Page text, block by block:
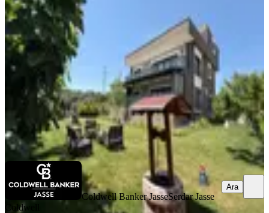
Tripleks Villa 6+1
Buca, Belenbaşı Mahallesi
6+1
09.07.2026
19.500.000 ₺
Coldwell Banker JasseSerdar Jasse Coldwell
Ara
Coldwell Banker JasseSerdar Jasse
Coldwell
Ara